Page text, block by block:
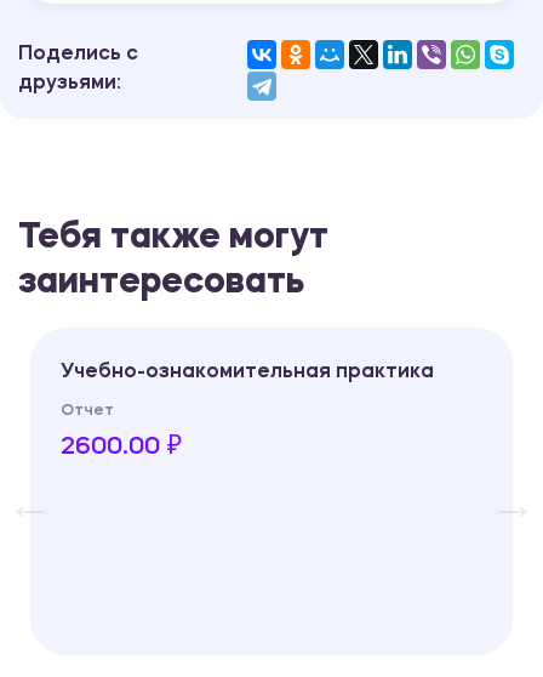
Поделись с
друзьями:
Тебя также могут
заинтересовать
Учебно-ознакомительная практика
Отчет
2600.00 ₽